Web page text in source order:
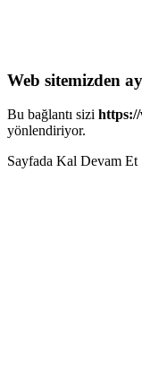
Web sitemizden
Bu bağlantı sizi
yönlendiriyor.
Sayfada Kal Devam Et